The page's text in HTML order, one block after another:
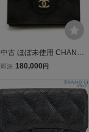
中古 ほぼ未使用 CHANEL
シャネル ミニ財布 クラシ
ォレット AP0230 ブラッ
ク キャビアスキン ゴール
ド金具
即決 180,000 円